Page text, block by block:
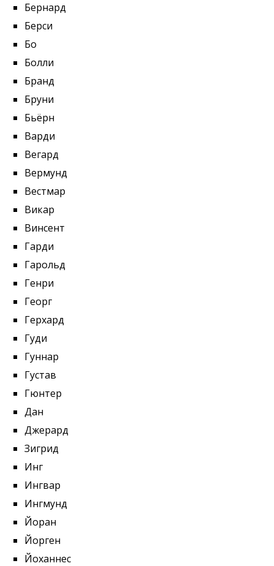
Бернард
Берси
Бо
Болли
Бранд
Бруни
Бьёрн
Варди
Вегард
Вермунд
Вестмар
Викар
Винсент
Гарди
Гарольд
Генри
Георг
Герхард
Гуди
Гуннар
Густав
Гюнтер
Дан
Джерард
Зигрид
Инг
Ингвар
Ингмунд
Йоран
Йорген
Йоханнес